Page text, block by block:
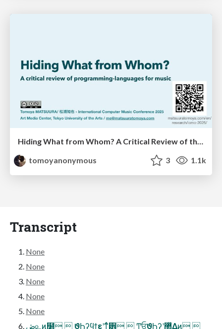
tomoyanonymous
3 1.1k
Transcript
None
None
None
None
None
ڞ௨ͷ࣭໰  ϑϦʔϥϯεʹͳͬͨ੾ֻ͚ͬ  Ͳ͏͍͏ਓ͕ϑϦʔʹ޲͍ͯΔͷ͔ 